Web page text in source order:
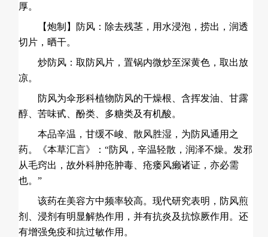
厚。
【炮制】防风：除去残茎，用水浸泡，捞出，润透
切片，晒干。
炒防风：取防风片，置锅内微炒至深黄色，取出放
凉。
防风为伞形科植物防风的干燥根、含挥发油、甘露
醇、苦味甙、酚类、多糖类及有机酸。
本品辛温，甘缓不峻、散风胜湿，为防风通用之
药。《本草汇言》：“防风，辛温轻散，润泽不燥。发邪
从毛窍出，故外科肿疮肿毒、疮瘘风癞诸证，亦必需
也。”
该药在美容方中频率较高。现代研究表明，防风煎
剂、浸剂有明显解热作用，并有抗炎及抗惊厥作用。还
有增强免疫和抗过敏作用。